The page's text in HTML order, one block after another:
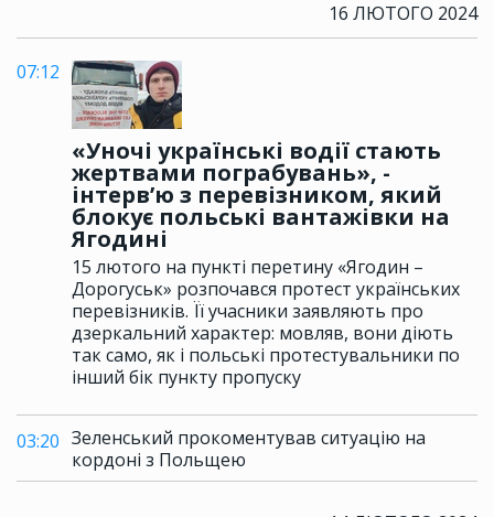
16 ЛЮТОГО 2024
07:12
«Уночі українські водії стають
жертвами пограбувань», -
інтерв’ю з перевізником, який
блокує польські вантажівки на
Ягодині
15 лютого на пункті перетину «Ягодин –
Дорогуськ» розпочався протест українських
перевізників. Її учасники заявляють про
дзеркальний характер: мовляв, вони діють
так само, як і польські протестувальники по
інший бік пункту пропуску
03:20 Зеленський прокоментував ситуацію на
кордоні з Польщею